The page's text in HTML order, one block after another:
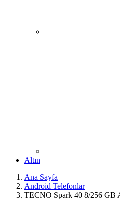
Altın
Ana Sayfa
Android Telefonlar
TECNO Spark 40 8/256 GB